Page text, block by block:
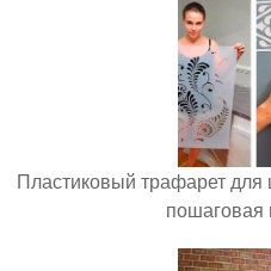
Пластиковый трафарет для
пошаговая